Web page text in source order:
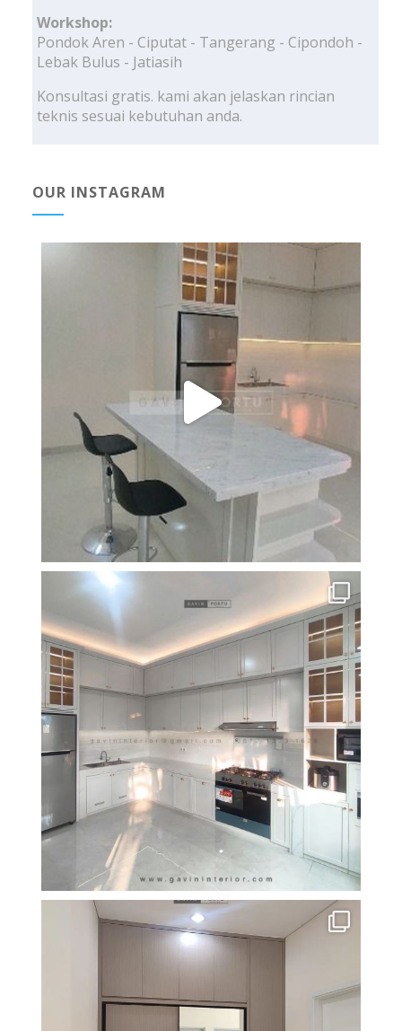
Workshop:
Pondok Aren - Ciputat - Tangerang - Cipondoh -
Lebak Bulus - Jatiasih
Konsultasi gratis. kami akan jelaskan rincian
teknis sesuai kebutuhan anda.
OUR INSTAGRAM